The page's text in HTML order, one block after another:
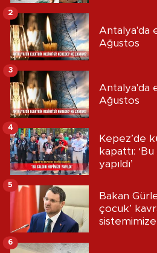
Antalya'da
Ağustos
2
Antalya'da
Ağustos
3
Kepez’de
kapattı:
yapıldı’
4
Bakan
çocuk’
sistemimize
5
6